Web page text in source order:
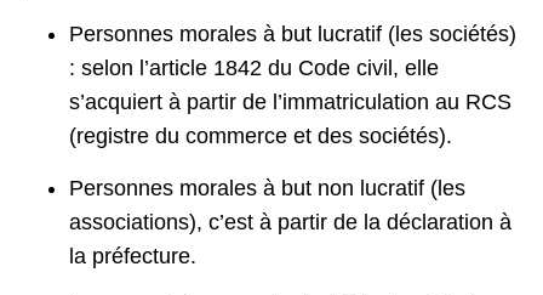
Personnes morales à but lucratif (les sociétés)
: selon l’article 1842 du Code civil, elle
s’acquiert à partir de l’immatriculation au RCS
(registre du commerce et des sociétés).
Personnes morales à but non lucratif (les
associations), c’est à partir de la déclaration à
la préfecture.